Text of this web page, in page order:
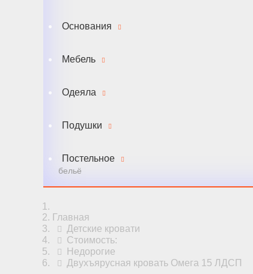
Основания
Мебель
Одеяла
Подушки
Постельное
бельё
Главная
Детские кровати
Стоимость:
Недорогие
Двухъярусная кровать Омега 15 ЛДСП